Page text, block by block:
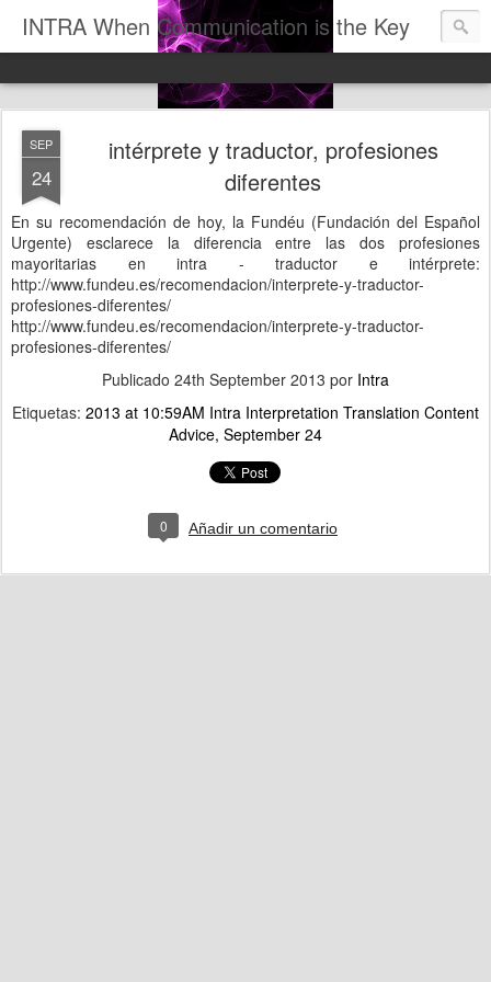
INTRA When Communication is the Key
SEP
24
intérprete y traductor, profesiones
diferentes
En su recomendación de hoy, la Fundéu (Fundación del Español
Urgente) esclarece la diferencia entre las dos profesiones
mayoritarias en intra - traductor e intérprete:
http://www.fundeu.es/recomendacion/interprete-y-traductor-
profesiones-diferentes/
http://www.fundeu.es/recomendacion/interprete-y-traductor-
profesiones-diferentes/
Publicado 24th September 2013 por Intra
Etiquetas: 2013 at 10:59AM Intra Interpretation Translation Content
Advice September 24
0 Añadir un comentario